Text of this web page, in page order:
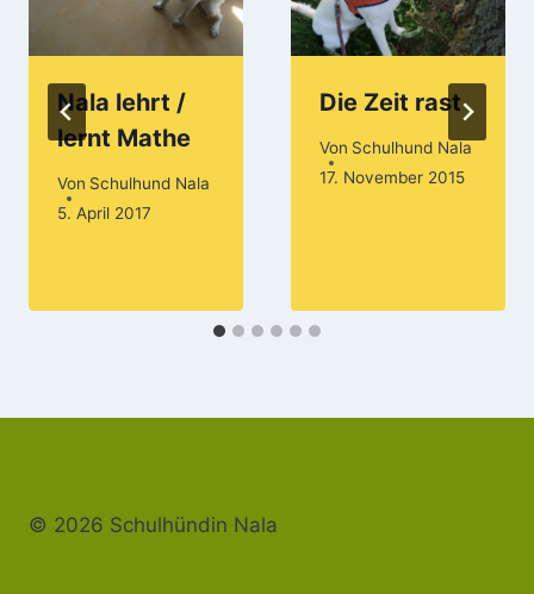
Nala lehrt /
lernt Mathe
Von Schulhund Nala
5. April 2017
Die Zeit rast
Von Schulhund Nala
17. November 2015
© 2026 Schulhündin Nala